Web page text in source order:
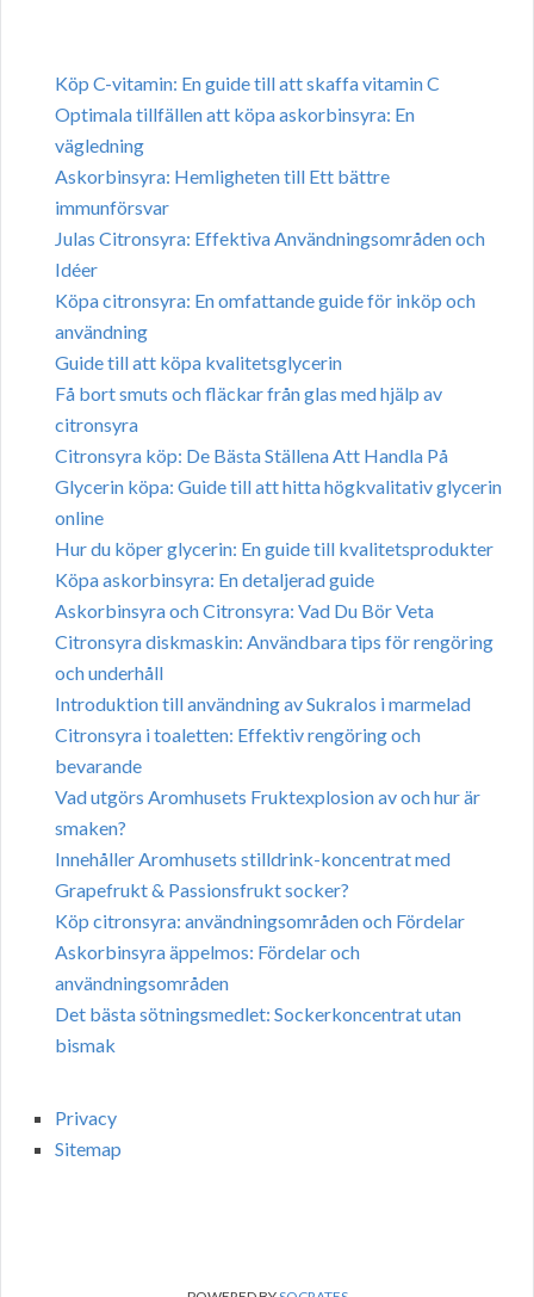
Köp C-vitamin: En guide till att skaffa vitamin C
Optimala tillfällen att köpa askorbinsyra: En
vägledning
Askorbinsyra: Hemligheten till Ett bättre
immunförsvar
Julas Citronsyra: Effektiva Användningsområden och
Idéer
Köpa citronsyra: En omfattande guide för inköp och
användning
Guide till att köpa kvalitetsglycerin
Få bort smuts och fläckar från glas med hjälp av
citronsyra
Citronsyra köp: De Bästa Ställena Att Handla På
Glycerin köpa: Guide till att hitta högkvalitativ glycerin
online
Hur du köper glycerin: En guide till kvalitetsprodukter
Köpa askorbinsyra: En detaljerad guide
Askorbinsyra och Citronsyra: Vad Du Bör Veta
Citronsyra diskmaskin: Användbara tips för rengöring
och underhåll
Introduktion till användning av Sukralos i marmelad
Citronsyra i toaletten: Effektiv rengöring och
bevarande
Vad utgörs Aromhusets Fruktexplosion av och hur är
smaken?
Innehåller Aromhusets stilldrink-koncentrat med
Grapefrukt & Passionsfrukt socker?
Köp citronsyra: användningsområden och Fördelar
Askorbinsyra äppelmos: Fördelar och
användningsområden
Det bästa sötningsmedlet: Sockerkoncentrat utan
bismak
Privacy
Sitemap